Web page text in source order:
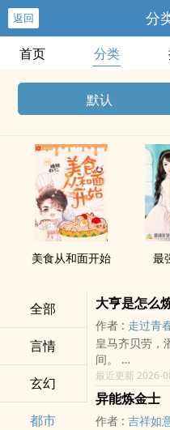
返回 分
首页 分类
默认
美食从和面开始 最
全部
言情
玄幻
都市
大亨是怎么
作者 : 走过青
皇马齐贝劳，
间。
利国利民皮厚
路见不平拔刀
牛人叶皓东的
最近更新 2026-
异能炼金士
作者 : 吉祥如